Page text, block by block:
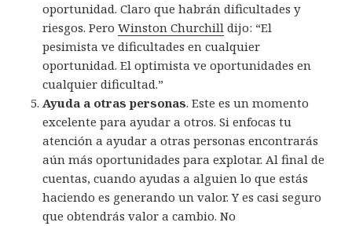
oportunidad. Claro que habrán dificultades y
riesgos. PeroWinston Churchill dijo: “El
pesimista ve dificultades en cualquier
oportunidad. El optimista ve oportunidades en
cualquier dificultad.”
Ayuda a otras personas. Este es un momento
excelente para ayudar a otros. Si enfocas tu
atención a ayudar a otras personas encontrarás
aún más oportunidades para explotar. Al final de
cuentas, cuando ayudas a alguien lo que estás
haciendo es generando un valor. Y es casi seguro
que obtendrás valor a cambio. No